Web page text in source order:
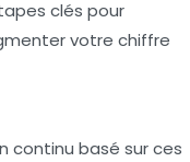
clés pour
votre chiffre
continu basé sur ces